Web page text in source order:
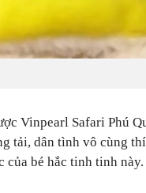
Vinpearl Safari Phú
tải, dân tình vô cùng
của bé hắc tinh tinh này.